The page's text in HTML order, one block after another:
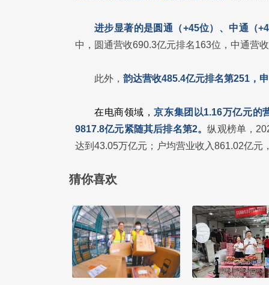
进步显著的是圆通（+45位）、中通（
中，圆通营收690.3亿元排名163位，中通营
此外， 韵达营收485.4亿元排名第251，
在电商领域，京东集团以1.16万亿元的
9817.8亿元紧随其后排名第2。纵观榜单，
达到43.05万亿元；户均营业收入861.02亿元
猜你喜欢